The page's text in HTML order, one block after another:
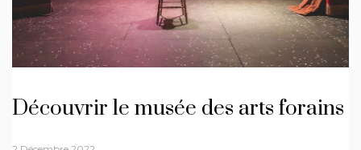
Découvrir le musée des arts forains